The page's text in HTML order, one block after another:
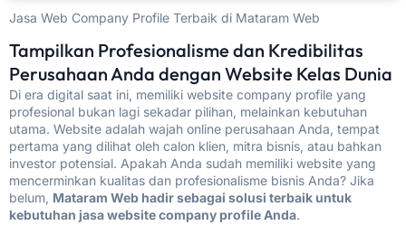
Jasa Web Company Profile Terbaik di Mataram Web
Tampilkan Profesionalisme dan Kredibilitas
Perusahaan Anda dengan Website Kelas Dunia
Di era digital saat ini, memiliki website company profile yang
profesional bukan lagi sekadar pilihan, melainkan kebutuhan
utama. Website adalah wajah online perusahaan Anda, tempat
pertama yang dilihat oleh calon klien, mitra bisnis, atau bahkan
investor potensial. Apakah Anda sudah memiliki website yang
mencerminkan kualitas dan profesionalisme bisnis Anda? Jika
belum, Mataram Web hadir sebagai solusi terbaik untuk
kebutuhan jasa website company profile Anda.